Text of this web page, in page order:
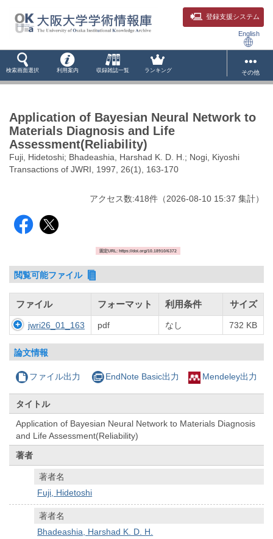
登録支援システム
English
検索画面選択 利用案内 収録雑誌一覧 ランキング その他
Application of Bayesian Neural Network to
Materials Diagnosis and Life
Assessment(Reliability)
Fuji, Hidetoshi; Bhadeashia, Harshad K. D. H.; Nogi, Kiyoshi
Transactions of JWRI, 1997, 26(1), 163-170
アクセス数:418件 （2026-08-10 15:37 集計）
固定URL: https://doi.org/10.18910/6372
閲覧可能ファイル
ファイル フォーマット 利用条件 サイズ
jwri26_01_163 pdf なし 732 KB
論文情報
ファイル出力 EndNote Basic出力 Mendeley出力
タイトル
Application of Bayesian Neural Network to Materials Diagnosis
and Life Assessment(Reliability)
著者
著者名
Fuji, Hidetoshi
著者名
Bhadeashia, Harshad K. D. H.